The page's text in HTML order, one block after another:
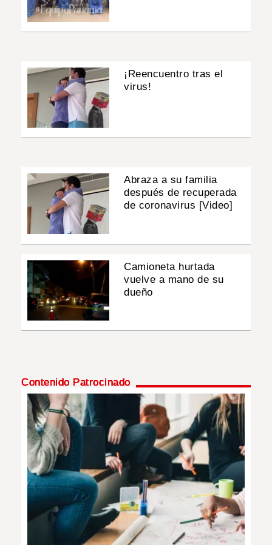
¡Reencuentro tras el
virus!
Abraza a su familia
después de recuperada
de coronavirus [Video]
Camioneta hurtada
vuelve a mano de su
dueño
Contenido Patrocinado